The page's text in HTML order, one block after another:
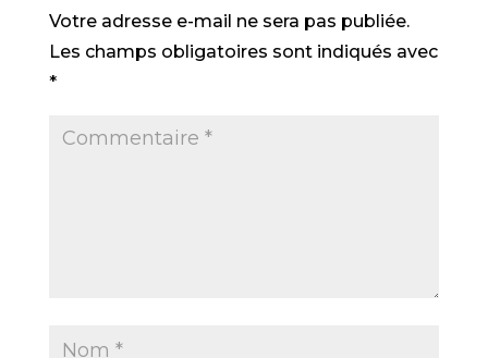
Votre adresse e-mail ne sera pas publiée.
Les champs obligatoires sont indiqués avec
*